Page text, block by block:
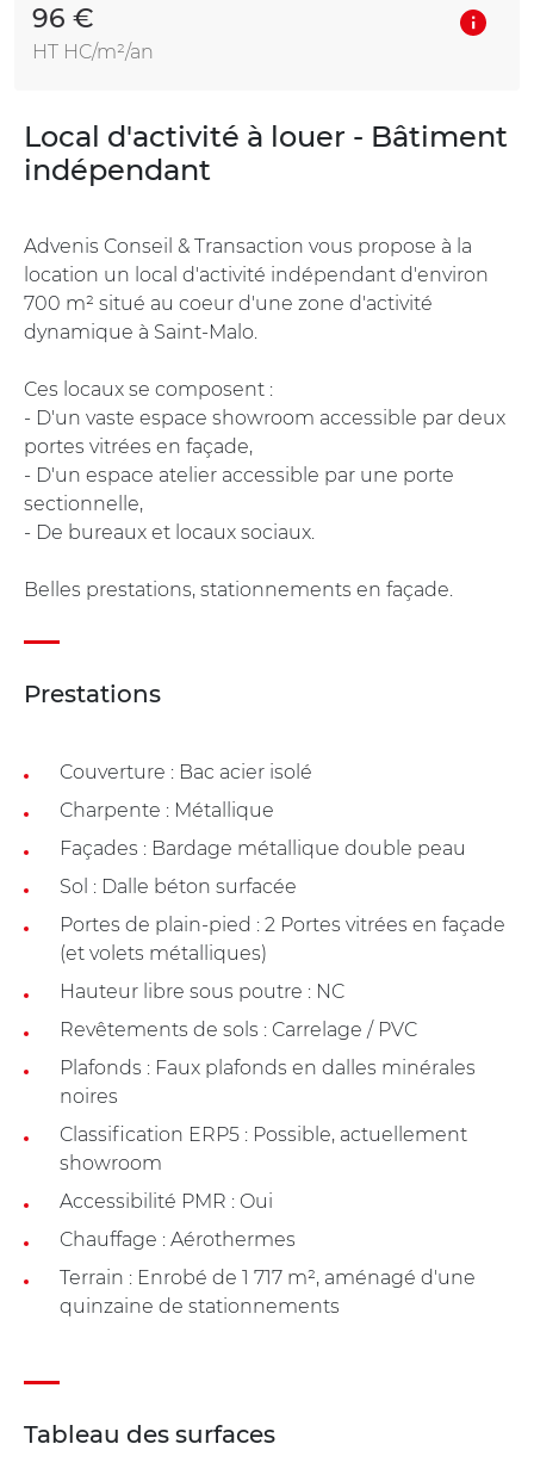
96 €
HT HC/m²/an
Local d'activité à louer - Bâtiment
indépendant
Advenis Conseil & Transaction vous propose à la
location un local d'activité indépendant d'environ
700 m² situé au coeur d'une zone d'activité
dynamique à Saint-Malo.
Ces locaux se composent :
- D'un vaste espace showroom accessible par deux
portes vitrées en façade,
- D'un espace atelier accessible par une porte
sectionnelle,
- De bureaux et locaux sociaux.
Belles prestations, stationnements en façade.
Prestations
Couverture : Bac acier isolé
Charpente : Métallique
Façades : Bardage métallique double peau
Sol : Dalle béton surfacée
Portes de plain-pied : 2 Portes vitrées en façade
(et volets métalliques)
Hauteur libre sous poutre : NC
Revêtements de sols : Carrelage / PVC
Plafonds : Faux plafonds en dalles minérales
noires
Classification ERP5 : Possible, actuellement
showroom
Accessibilité PMR : Oui
Chauffage : Aérothermes
Terrain : Enrobé de 1 717 m², aménagé d'une
quinzaine de stationnements
Tableau des surfaces